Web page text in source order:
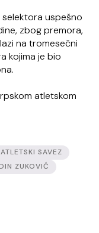
selektora uspešno
zbog premora,
na tromesečni
kojima je bio
atletskom
SAVEZ
ZUKOVIĆ